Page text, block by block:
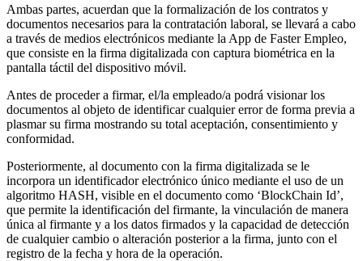
Ambas partes, acuerdan que la formalización de los contratos y
documentos necesarios para la contratación laboral, se llevará a cabo
a través de medios electrónicos mediante la App de Faster Empleo,
que consiste en la firma digitalizada con captura biométrica en la
pantalla táctil del dispositivo móvil.
Antes de proceder a firmar, el/la empleado/a podrá visionar los
documentos al objeto de identificar cualquier error de forma previa a
plasmar su firma mostrando su total aceptación, consentimiento y
conformidad.
Posteriormente, al documento con la firma digitalizada se le
incorpora un identificador electrónico único mediante el uso de un
algoritmo HASH, visible en el documento como ‘BlockChain Id’,
que permite la identificación del firmante, la vinculación de manera
única al firmante y a los datos firmados y la capacidad de detección
de cualquier cambio o alteración posterior a la firma, junto con el
registro de la fecha y hora de la operación.